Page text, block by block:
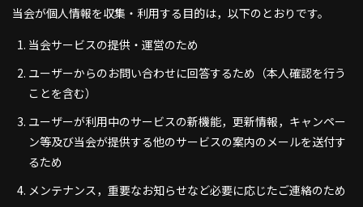
当会が個人情報を収集・利用する目的は，以下のとおりです。
当会サービスの提供・運営のため
ユーザーからのお問い合わせに回答するため（本人確認を行う
ことを含む）
ユーザーが利用中のサービスの新機能，更新情報，キャンペー
ン等及び当会が提供する他のサービスの案内のメールを送付す
るため
メンテナンス，重要なお知らせなど必要に応じたご連絡のため